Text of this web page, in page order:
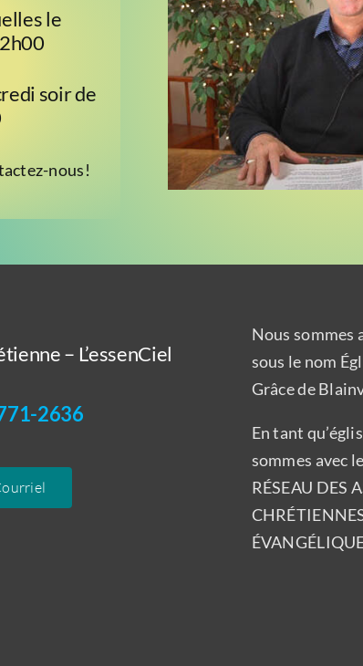
le
soir de
nous!
– L’essenCiel
2636
Nous sommes
sous le nom
Grâce de
En tant
sommes avec
RÉSEAU DES